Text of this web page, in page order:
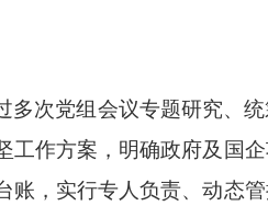
次党组会议专题研究、
作方案，明确政府及国
，实行专人负责、动态